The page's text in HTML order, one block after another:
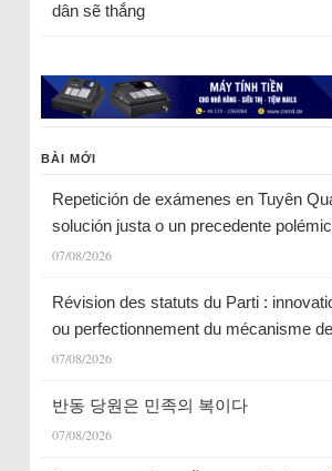
dân sẽ thắng
BÀI MỚI
Repetición de exámenes en Tuyên
solución justa o un precedente
07/08/2026
Révision des statuts du Parti :
ou perfectionnement du mécanisme
07/08/2026
반동 당원은 민족의 복이다
07/08/2026